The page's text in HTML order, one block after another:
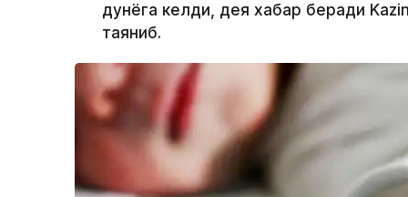
дунёга келди, дея хабар беради
таяниб.